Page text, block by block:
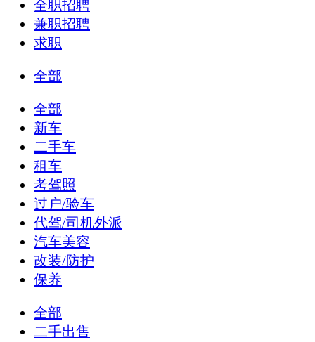
全职招聘
兼职招聘
求职
全部
全部
新车
二手车
租车
考驾照
过户/验车
代驾/司机外派
汽车美容
改装/防护
保养
全部
二手出售